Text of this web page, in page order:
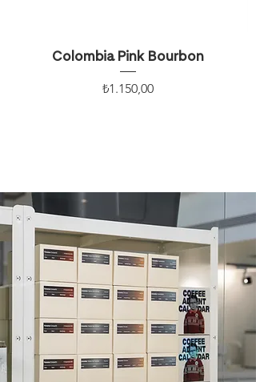
Colombia Pink Bourbon
Fiyat
₺1.150,00